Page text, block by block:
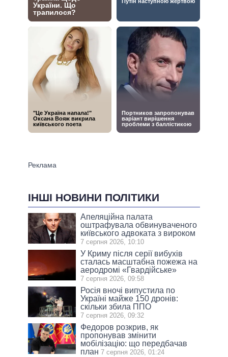
ІНШІ НОВИНИ ПОЛІТИКИ
Апеляційна палата
оштрафувала обвинуваченого
київського адвоката з вироком
7 серпня 2026, 10:10
У Криму після серії вибухів
сталась масштабна пожежа на
аеродромі «Гвардійське»
7 серпня 2026, 09:58
Росія вночі випустила по
Україні майже 150 дронів:
скільки збила ППО
7 серпня 2026, 09:32
Федоров розкрив, як
пропонував змінити
мобілізацію: що передбачав
план 7 серпня 2026, 01:24